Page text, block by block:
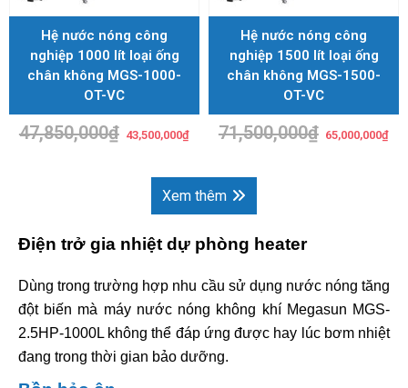
Hệ nước nóng công
nghiệp 1000 lít loại ống
chân không MGS-1000-
OT-VC
47,850,000₫
Giá
gốc
43,500,000₫Giá
43,500,000₫.
Hệ nước nóng công
nghiệp 1500 lít loại ống
chân không MGS-1500-
OT-VC
71,500,000₫
Giá
gốc
65,000,000₫Giá
Xem thêm
Điện trở gia nhiệt dự phòng heater
Dùng trong trường hợp nhu cầu sử dụng nước nóng tăng
đột biến mà máy nước nóng không khí Megasun MGS-
2.5HP-1000L không thể đáp ứng được hay lúc bơm nhiệt
đang trong thời gian bảo dưỡng.